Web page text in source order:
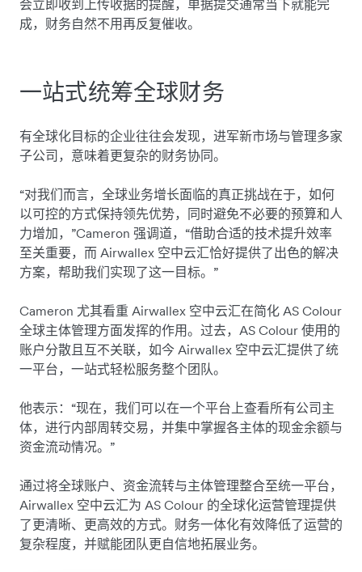
会立即收到上传收据的提醒，单据提交通常当下就能完
成，财务自然不用再反复催收。
一站式统筹全球财务
有全球化目标的企业往往会发现，进军新市场与管理多家
子公司，意味着更复杂的财务协同。
“对我们而言，全球业务增长面临的真正挑战在于，如何
以可控的方式保持领先优势，同时避免不必要的预算和人
力增加，”Cameron 强调道，“借助合适的技术提升效率
至关重要，而 Airwallex 空中云汇恰好提供了出色的解决
方案，帮助我们实现了这一目标。”
Cameron 尤其看重 Airwallex 空中云汇在简化 AS Colour
全球主体管理方面发挥的作用。过去，AS Colour 使用的
账户分散且互不关联，如今 Airwallex 空中云汇提供了统
一平台，一站式轻松服务整个团队。
他表示：“现在，我们可以在一个平台上查看所有公司主
体，进行内部周转交易，并集中掌握各主体的现金余额与
资金流动情况。”
通过将全球账户、资金流转与主体管理整合至统一平台，
Airwallex 空中云汇为 AS Colour 的全球化运营管理提供
了更清晰、更高效的方式。财务一体化有效降低了运营的
复杂程度，并赋能团队更自信地拓展业务。